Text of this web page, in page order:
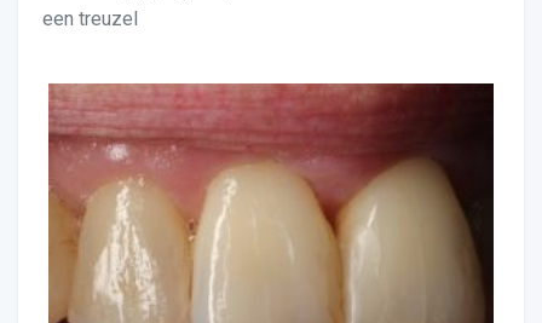
een treuzel